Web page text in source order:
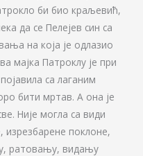
би био краљевић,
да се Пелејев син са
на која је одлазио
мајка Патроклу је при
са лаганим
бити мртав. А она је
Није могла са види
изрезбарене поклоне,
ратовању, видању